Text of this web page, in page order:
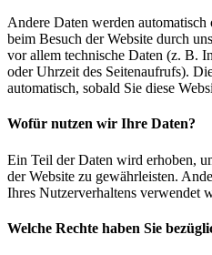
Andere Daten werden
beim Besuch der Website durch
vor allem technische Daten (z. B.
oder Uhrzeit des Seitenaufrufs).
automatisch, sobald Sie diese
Wofür nutzen wir Ihre Daten?
Ein Teil der Daten wird erhoben,
der Website zu gewährleisten.
Ihres Nutzerverhaltens verwendet
Welche Rechte haben Sie